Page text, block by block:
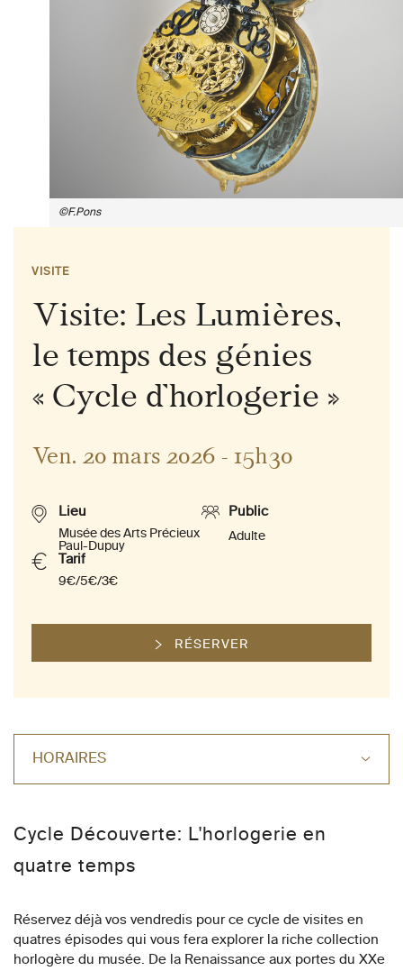
©F.Pons
Visite: Les Lumières,
le temps des génies
« Cycle d’horlogerie »
VISITE
Ven. 20 mars 2026 - 15h30
Lieu
Musée des Arts Précieux
Paul-Dupuy
Public
Adulte
Tarif
9€/5€/3€
RÉSERVER
HORAIRES
Cycle Découverte: L'horlogerie en
quatre temps
Réservez déjà vos vendredis pour ce cycle de visites en
quatres épisodes qui vous fera explorer la riche collection
horlogère du musée. De la Renaissance aux portes du XXe